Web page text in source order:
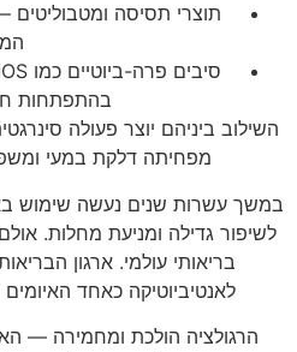
תוצרי תסיסה
בהתפתחות
השילוב ביניהם יוצר פעולה
מפחיתה דלקת במעי
במשך עשרות שנים נעשה שימוש
לשיפור גדילה ומניעת מחלות.
בריאותי עולמי. ארגון
לאנטיביוטיקה כאחד
הרגולציה הולכת ומחמירה —